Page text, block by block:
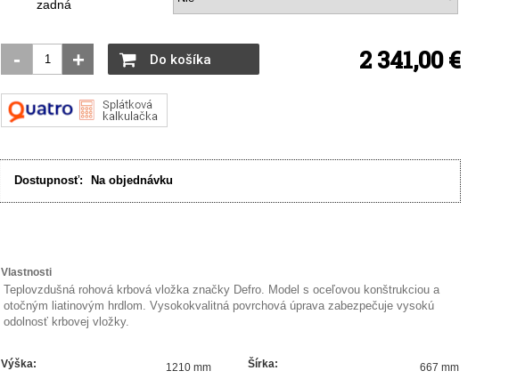
zadná
- + Do košíka 2 341,00 €
Dostupnosť: Na objednávku
Vlastnosti
Teplovzdušná rohová krbová vložka značky Defro. Model s oceľovou konštrukciou a
otočným liatinovým hrdlom. Vysokokvalitná povrchová úprava zabezpečuje vysokú
odolnosť krbovej vložky.
Výška: 1210 mm Šírka:
667 mm